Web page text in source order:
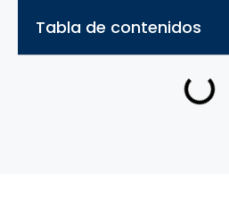
Tabla de contenidos